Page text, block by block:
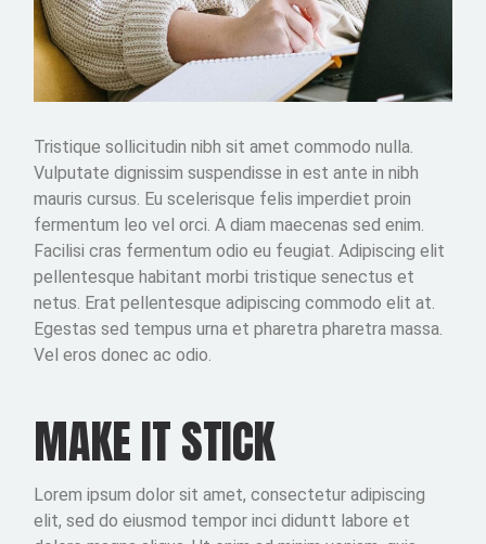
Tristique sollicitudin nibh sit amet commodo nulla.
Vulputate dignissim suspendisse in est ante in nibh
mauris cursus. Eu scelerisque felis imperdiet proin
fermentum leo vel orci. A diam maecenas sed enim.
Facilisi cras fermentum odio eu feugiat. Adipiscing elit
pellentesque habitant morbi tristique senectus et
netus. Erat pellentesque adipiscing commodo elit at.
Egestas sed tempus urna et pharetra pharetra massa.
Vel eros donec ac odio.
MAKE IT STICK
Lorem ipsum dolor sit amet, consectetur adipiscing
elit, sed do eiusmod tempor inci diduntt labore et